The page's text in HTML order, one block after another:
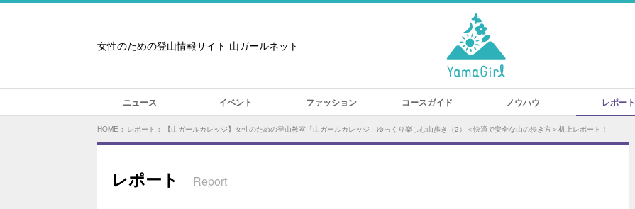
女性のための登山情報サイト 山ガールネット
ニュース イベント ファッション コースガイド ノウハウ レポート
HOME > レポート > 【山ガールカレッジ】女性のための登山教室「山ガールカレッジ」ゆっくり楽しむ山歩き（2）＜快適で安全な山の歩き方＞机上レポート！
レポート Report